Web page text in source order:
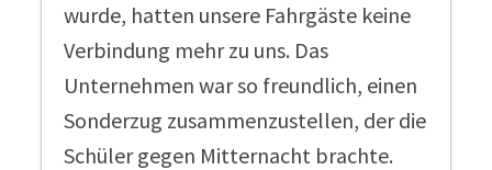
wurde, hatten unsere Fahrgäste keine
Verbindung mehr zu uns. Das
Unternehmen war so freundlich, einen
Sonderzug zusammenzustellen, der die
Schüler gegen Mitternacht brachte.